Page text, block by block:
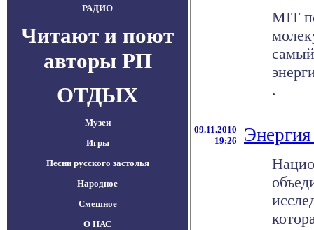
РАДИО
Читают и поют
авторы РП
ОТДЫХ
Музеи
Игры
Песни русского застолья
Народное
Смешное
О НАС
MIT
.
09.11.2010
19:26